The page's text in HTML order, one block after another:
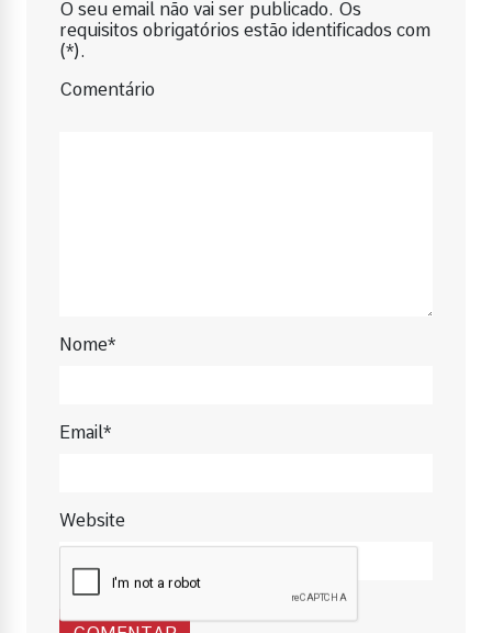
O seu email não vai ser publicado. Os
requisitos obrigatórios estão identificados com
(*).
Comentário
Nome*
Email*
Website